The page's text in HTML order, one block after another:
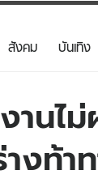
หวย
สังคม บันเทิง
นไม่
งท้า